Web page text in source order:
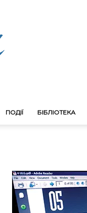
ПОДІЇ БІБЛІОТЕКА